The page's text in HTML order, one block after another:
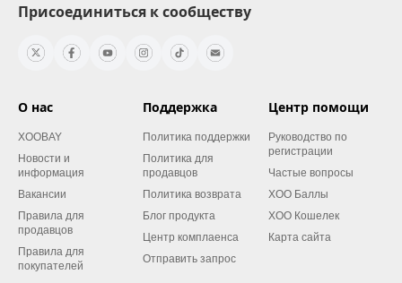
Присоединиться к сообществу
О нас
XOOBAY
Новости и
информация
Вакансии
Правила для
продавцов
Правила для
покупателей
Поддержка
Политика поддержки
Политика для
продавцов
Политика возврата
Блог продукта
Центр комплаенса
Отправить запрос
Центр помощи
Руководство по
регистрации
Частые вопросы
XOO Баллы
XOO Кошелек
Карта сайта